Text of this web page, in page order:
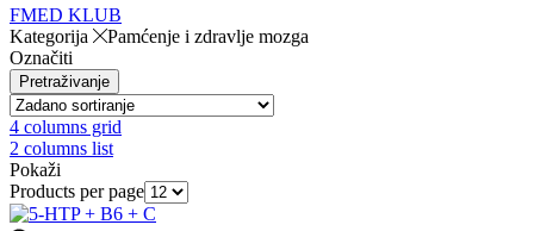
FMED KLUB
Kategorija
Pamćenje i zdravlje mozga
Označiti
Pretraživanje
4 columns grid
2 columns list
Pokaži
Products per page